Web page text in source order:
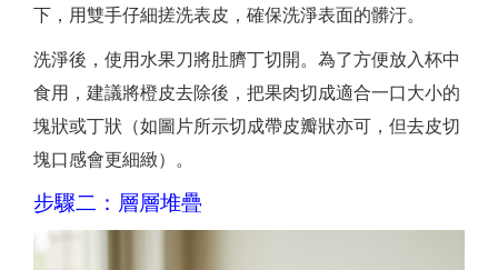
下，用雙手仔細搓洗表皮，確保洗淨表面的髒汙。
洗淨後，使用水果刀將肚臍丁切開。為了方便放入杯中
食用，建議將橙皮去除後，把果肉切成適合一口大小的
塊狀或丁狀（如圖片所示切成帶皮瓣狀亦可，但去皮切
塊口感會更細緻）。
步驟二：層層堆疊